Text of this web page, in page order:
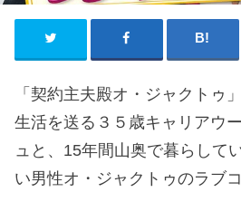
「契約主夫殿オ・ジャクトゥ
生活を送る３５歳キャリアウ
ュと、15年間山奥で暮らして
い男性オ・ジャクトゥのラブ